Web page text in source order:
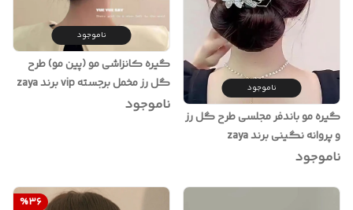
ناموجود
گیره مو باندفر مجلسی طرح گل رز
و پروانه نگینی برند zaya
ناموجود
ناموجود
گیره کانزاشی مو (پین مو) طرح
گل رز مخمل برجسته vip برند zaya
ناموجود
%36